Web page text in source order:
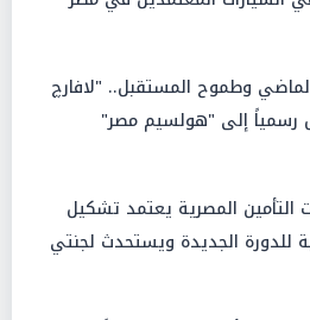
وطموح المستقبل.. "لافارچ
رسمياً إلى "هولسيم مصر"
التأمين المصرية يعتمد تشكيل
للدورة الجديدة ويستحدث لجنتي
والإستثمار والإدخار